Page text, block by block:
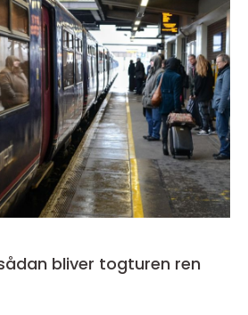
bliver togturen ren